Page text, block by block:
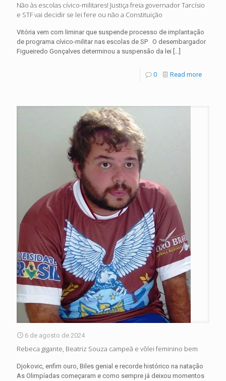
Não às escolas cívico-militares! Justiça freia governador Tarcísio
e STF vai decidir se lei fere ou não a Constituição
Vitória vem com liminar que suspende processo de implantação
de programa cívico-militar nas escolas de SP O desembargador
Figueiredo Gonçalves determinou a suspensão da lei […]
0 Read more
6 de agosto de 2024
Rebeca gigante, Beatriz Souza campeã e vôlei feminino bem
Djokovic, enfim ouro, Biles genial e recorde histórico na natação
As Olimpíadas começaram e como sempre já deixou momentos